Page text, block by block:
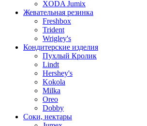
XODA Jumix
Жевательная резинка
Freshbox
Trident
Wrigley's
Кондитерские изделия
Пухлый Кролик
Lindt
Hershey's
Kokola
Milka
Oreo
Dobby
Соки, нектары